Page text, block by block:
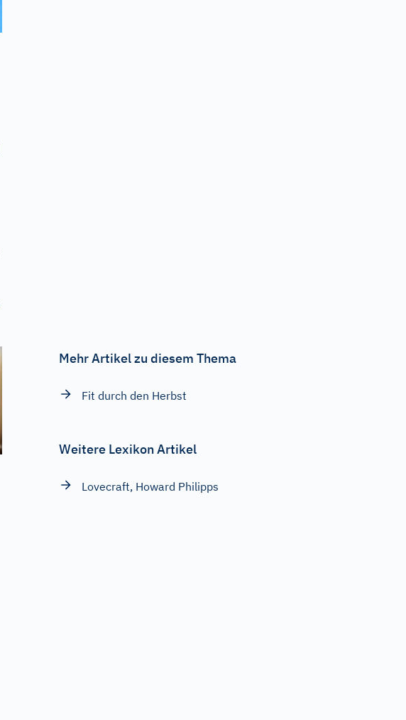
Mehr Artikel zu diesem Thema
Fit durch den Herbst
Weitere Lexikon Artikel
Lovecraft, Howard Philipps